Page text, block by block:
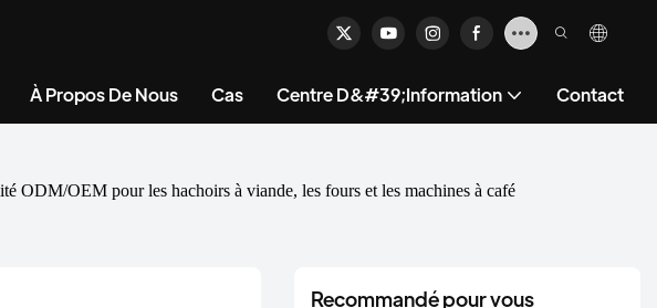
À Propos De Nous Cas Centre D&#39;information Contact
ODM/OEM pour les hachoirs à viande, les fours et les machines à café
Recommandé pour vous